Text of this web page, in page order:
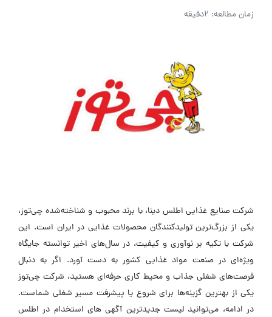
زمان مطالعه: 2دقیقه
شرکت صنایع غذایی اطلس دینا، با برند محبوب و شناخته‌شده چی‌توز،
یکی از بزرگ‌ترین تولیدکنندگان محصولات غذایی در ایران است. این
شرکت با تکیه بر نوآوری و کیفیت، در سال‌های اخیر توانسته جایگاه
ویژه‌ای در صنعت مواد غذایی کشور به دست آورد. اگر به دنبال
فرصت‌های شغلی جذاب و محیط کاری حرفه‌ای هستید، شرکت چی‌توز
یکی از بهترین گزینه‌ها برای شروع یا پیشرفت مسیر شغلی شماست.
در ادامه، می‌توانید لیست جدیدترین آگهی های استخدام در اطلس